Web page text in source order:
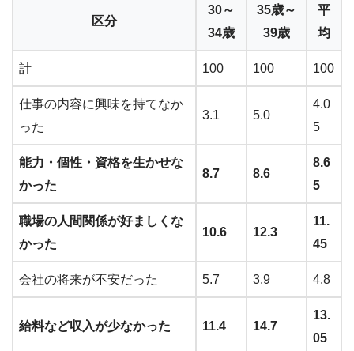
区分
30～
34歳
35歳～
39歳
平
均
計 100 100 100
仕事の内容に興味を持てなか
った
3.1 5.0
4.0
5
能力・個性・資格を生かせな
かった
8.7 8.6
8.6
5
職場の人間関係が好ましくな
かった
10.6 12.3
11.
45
会社の将来が不安だった 5.7 3.9 4.8
給料など収入が少なかった 11.4 14.7
13.
05